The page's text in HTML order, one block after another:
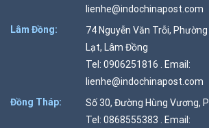
lienhe@indochinapost.com
Lâm Đồng:
74 Nguyễn Văn Trỗi,
Lạt, Lâm Đồng
Tel: 0906251816 . Email:
lienhe@indochinapost.com
Đồng Tháp:
Số 30, Đường Hùng Vương,
Tel: 0868555383 . Email: